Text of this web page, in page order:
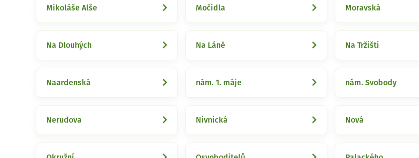
Mikoláše Alše Močidla Moravská
Na Dlouhých Na Láně Na Tržišti
Naardenská nám. 1. máje nám. Svobody
Nerudova Nivnická Nová